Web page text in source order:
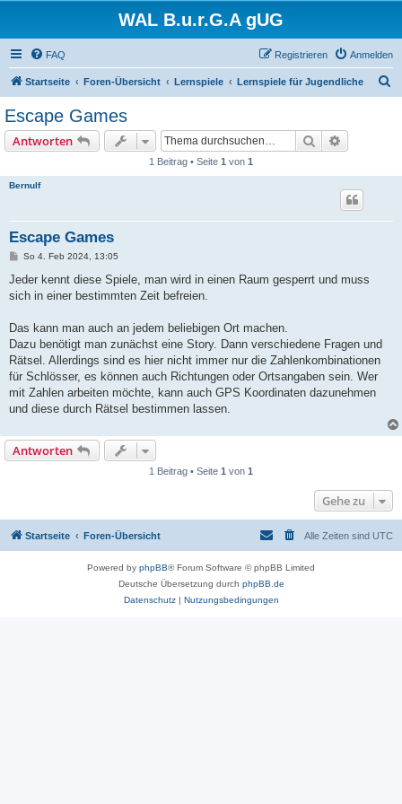
WAL B.u.r.G.A gUG
FAQ Anmelden
Registrieren
Startseite Foren-Übersicht Lernspiele Lernspiele für Jugendliche
Escape Games
Antworten Suche
1 Beitrag • Seite 1 von 1
Bernulf
Escape Games
B
i
r
So 4. Feb 2024, 13:05
Jeder kennt diese Spiele, man wird in einen Raum gesperrt und muss
sich in einer bestimmten Zeit befreien.
Das kann man auch an jedem beliebigen Ort machen.
Dazu benötigt man zunächst eine Story. Dann verschiedene Fragen und
Rätsel. Allerdings sind es hier nicht immer nur die Zahlenkombinationen
für Schlösser, es können auch Richtungen oder Ortsangaben sein. Wer
mit Zahlen arbeiten möchte, kann auch GPS Koordinaten dazunehmen
und diese durch Rätsel bestimmen lassen.
Antworten
1 Beitrag • Seite 1 von 1
Gehe zu
Startseite Foren-Übersicht Alle Zeiten sind UTC
Powered by phpBB® Forum Software © phpBB Limited
Deutsche Übersetzung durch phpBB.de
Datenschutz| Nutzungsbedingungen